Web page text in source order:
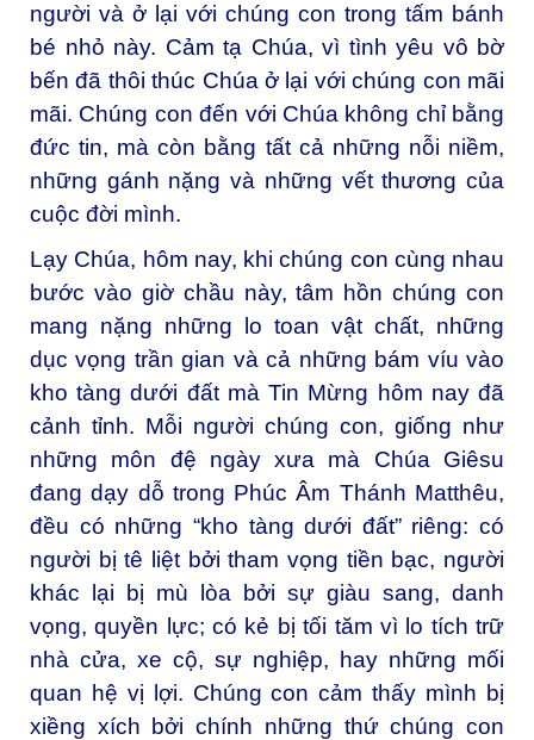
người và ở lại với chúng con trong tấm bánh
bé nhỏ này. Cảm tạ Chúa, vì tình yêu vô bờ
bến đã thôi thúc Chúa ở lại với chúng con mãi
mãi. Chúng con đến với Chúa không chỉ bằng
đức tin, mà còn bằng tất cả những nỗi niềm,
những gánh nặng và những vết thương của
cuộc đời mình.
Lạy Chúa, hôm nay, khi chúng con cùng nhau
bước vào giờ chầu này, tâm hồn chúng con
mang nặng những lo toan vật chất, những
dục vọng trần gian và cả những bám víu vào
kho tàng dưới đất mà Tin Mừng hôm nay đã
cảnh tỉnh. Mỗi người chúng con, giống như
những môn đệ ngày xưa mà Chúa Giêsu
đang dạy dỗ trong Phúc Âm Thánh Matthêu,
đều có những “kho tàng dưới đất” riêng: có
người bị tê liệt bởi tham vọng tiền bạc, người
khác lại bị mù lòa bởi sự giàu sang, danh
vọng, quyền lực; có kẻ bị tối tăm vì lo tích trữ
nhà cửa, xe cộ, sự nghiệp, hay những mối
quan hệ vị lợi. Chúng con cảm thấy mình bị
xiềng xích bởi chính những thứ chúng con